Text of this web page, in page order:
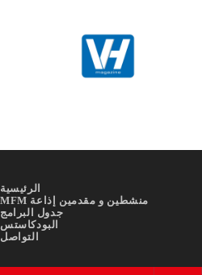
الرئيسية
منشطين و مقدمين إذاعة MFM
جدول البرامج
البودكاستس
التواصل